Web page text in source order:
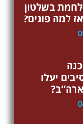
בשלטון
למה פונים?
יעלו